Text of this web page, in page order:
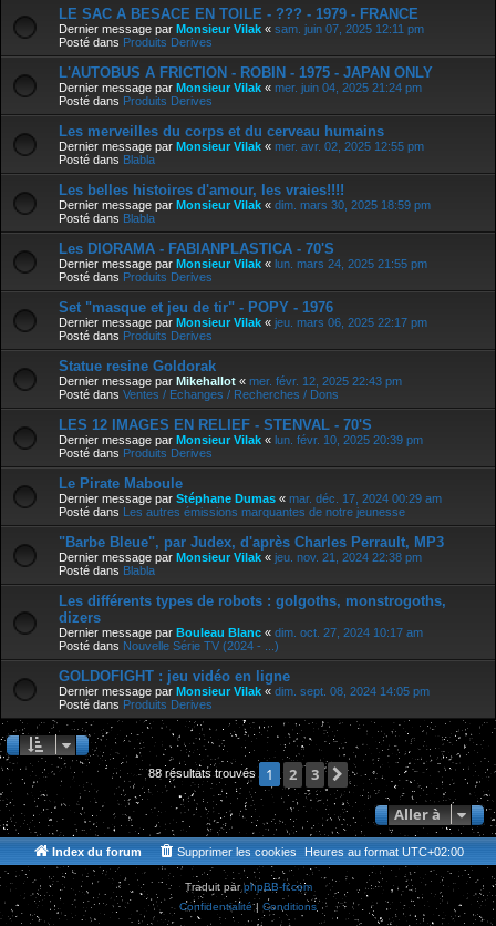
LE SAC A BESACE EN TOILE - ??? - 1979 - FRANCE
Dernier message par Monsieur Vilak « sam. juin 07, 2025 12:11 pm
Posté dans Produits Derives
L'AUTOBUS A FRICTION - ROBIN - 1975 - JAPAN ONLY
Dernier message par Monsieur Vilak « mer. juin 04, 2025 21:24 pm
Posté dans Produits Derives
Les merveilles du corps et du cerveau humains
Dernier message par Monsieur Vilak « mer. avr. 02, 2025 12:55 pm
Posté dans Blabla
Les belles histoires d'amour, les vraies!!!!
Dernier message par Monsieur Vilak « dim. mars 30, 2025 18:59 pm
Posté dans Blabla
Les DIORAMA - FABIANPLASTICA - 70'S
Dernier message par Monsieur Vilak « lun. mars 24, 2025 21:55 pm
Posté dans Produits Derives
Set "masque et jeu de tir" - POPY - 1976
Dernier message par Monsieur Vilak « jeu. mars 06, 2025 22:17 pm
Posté dans Produits Derives
Statue resine Goldorak
Dernier message par Mikehallot « mer. févr. 12, 2025 22:43 pm
Posté dans Ventes / Echanges / Recherches / Dons
LES 12 IMAGES EN RELIEF - STENVAL - 70'S
Dernier message par Monsieur Vilak « lun. févr. 10, 2025 20:39 pm
Posté dans Produits Derives
Le Pirate Maboule
Dernier message par Stéphane Dumas « mar. déc. 17, 2024 00:29 am
Posté dans Les autres émissions marquantes de notre jeunesse
"Barbe Bleue", par Judex, d'après Charles Perrault, MP3
Dernier message par Monsieur Vilak « jeu. nov. 21, 2024 22:38 pm
Posté dans Blabla
Les différents types de robots : golgoths, monstrogoths,
dizers
Dernier message par Bouleau Blanc « dim. oct. 27, 2024 10:17 am
Posté dans Nouvelle Série TV (2024 - ...)
GOLDOFIGHT : jeu vidéo en ligne
Dernier message par Monsieur Vilak « dim. sept. 08, 2024 14:05 pm
Posté dans Produits Derives
88 résultats trouvés 1 2 3
Suivante
Aller à
Index du forum Heures au format UTC+02:00
Supprimer les cookies
Traduit parphpBB-fr.com
Confidentialité| Conditions